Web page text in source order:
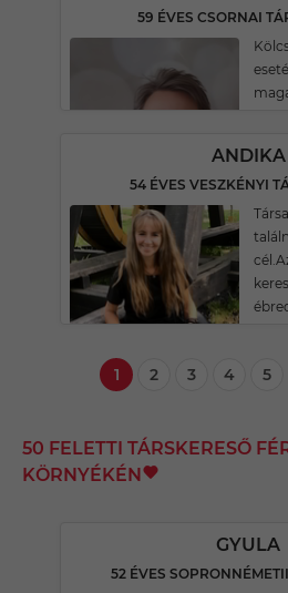
59 ÉVES CSORNAI
ANDIKA
54 ÉVES VESZKÉNYI
1 2 3 4 5
50 FELETTI TÁRSKERESŐ
KÖRNYÉKÉN
GYULA
52 ÉVES